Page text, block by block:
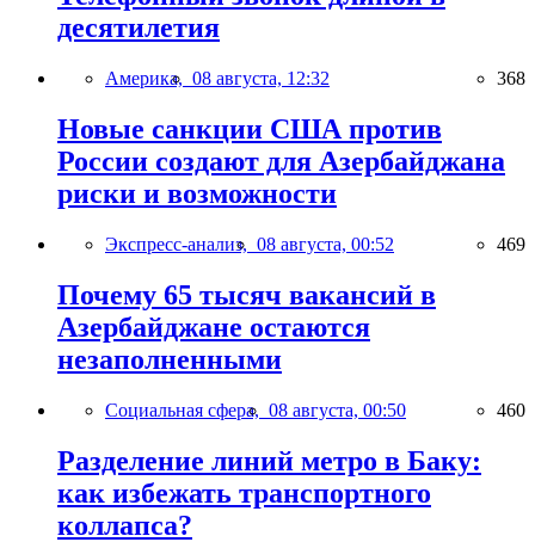
десятилетия
Америка, 08 августа, 12:32 368
Новые санкции США против
России создают для Азербайджана
риски и возможности
Экспресс-анализ, 08 августа, 00:52 469
Почему 65 тысяч вакансий в
Азербайджане остаются
незаполненными
Социальная сфера, 08 августа, 00:50 460
Разделение линий метро в Баку:
как избежать транспортного
коллапса?